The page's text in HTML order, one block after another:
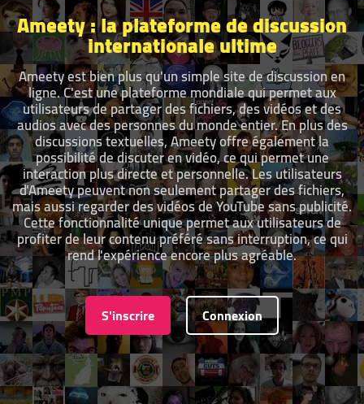
Ameety : la plateforme de discussion
internationale ultime
Ameety est bien plus qu'un simple site de discussion en
ligne. C'est une plateforme mondiale qui permet aux
utilisateurs de partager des fichiers, des vidéos et des
audios avec des personnes du monde entier. En plus des
discussions textuelles, Ameety offre également la
possibilité de discuter en vidéo, ce qui permet une
interaction plus directe et personnelle. Les utilisateurs
d'Ameety peuvent non seulement partager des fichiers,
mais aussi regarder des vidéos de YouTube sans publicité.
Cette fonctionnalité unique permet aux utilisateurs de
profiter de leur contenu préféré sans interruption, ce qui
rend l'expérience encore plus agréable.
S'inscrire Connexion